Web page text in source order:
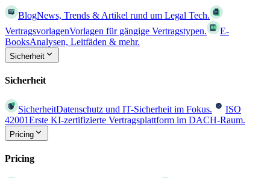
BlogNews, Trends & Artikel rund um Legal Tech.
VertragsvorlagenVorlagen für gängige Vertragstypen.
E-
BooksAnalysen, Leitfäden & mehr.
Sicherheit
Sicherheit
SicherheitDatenschutz und IT-Sicherheit im Fokus.
ISO
42001Erste KI-zertifizierte Vertragsplattform im DACH-Raum.
Pricing
Pricing